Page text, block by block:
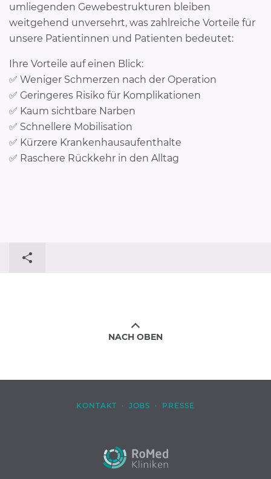
umliegenden Gewebestrukturen bleiben
weitgehend unversehrt, was zahlreiche Vorteile für
unsere Patientinnen und Patienten bedeutet:
Ihre Vorteile auf einen Blick:
✅ Weniger Schmerzen nach der Operation
✅ Geringeres Risiko für Komplikationen
✅ Kaum sichtbare Narben
✅ Schnellere Mobilisation
✅ Kürzere Krankenhausaufenthalte
✅ Raschere Rückkehr in den Alltag
NACH OBEN
KONTAKT · JOBS · PRESSE